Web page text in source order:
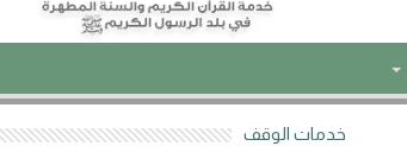
خدمات الوقف